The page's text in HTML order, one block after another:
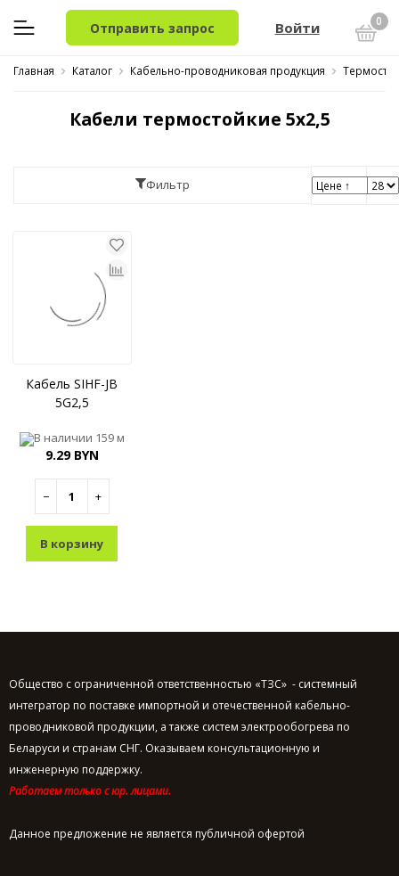
Отправить запрос Войти 0
Главная Каталог Кабельно-проводниковая продукция
Кабели термостойкие 5x2,5
Фильтр
Кабель SIHF-JB
5G2,5
В наличии 159 м
9.29 BYN
− +
В корзину
Общество с ограниченной ответственностью «ТЗС» - системный
интегратор по поставке импортной и отечественной кабельно-
проводниковой продукции, а также систем электрообогрева по
Беларуси и странам СНГ. Оказываем консультационную и
инженерную поддержку.
Работаем только с юр. лицами.
Данное предложение не является публичной офертой